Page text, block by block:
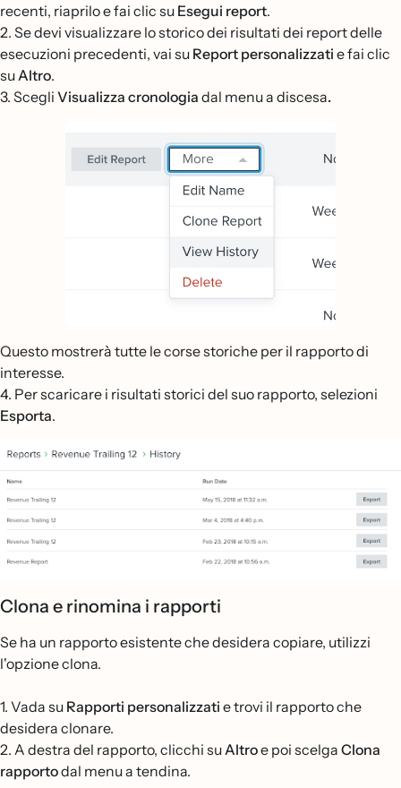
recenti, riaprilo e fai clic su Esegui report.
2. Se devi visualizzare lo storico dei risultati dei report delle
esecuzioni precedenti, vai su Report personalizzati e fai clic
suAltro.
3. Scegli Visualizza cronologia dal menu a discesa.
Questo mostrerà tutte le corse storiche per il rapporto di
interesse.
4. Per scaricare i risultati storici del suo rapporto, selezioni
Esporta.
Clona e rinomina i rapporti
Se ha un rapporto esistente che desidera copiare, utilizzi
l'opzione clona.
1. Vada su Rapporti personalizzati e trovi il rapporto che
desidera clonare.
2. A destra del rapporto, clicchi su Altroe poi scelga Clona
rapportodal menu a tendina.